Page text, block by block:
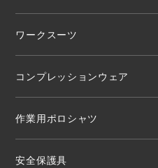
ワークスーツ
コンプレッションウェア
作業用ポロシャツ
安全保護具